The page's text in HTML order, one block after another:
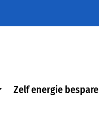
Zelf energie